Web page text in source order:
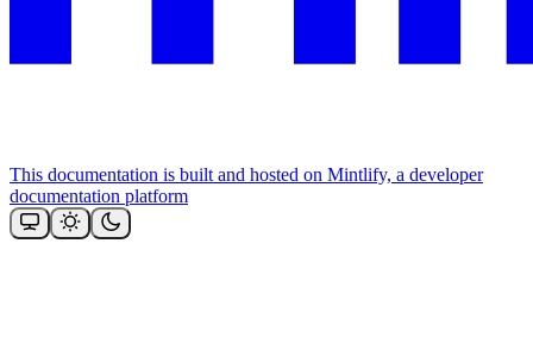
This documentation is built and hosted on Mintlify, a developer
documentation platform